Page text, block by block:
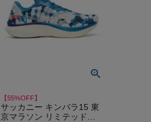
【55%OFF】
サッカニー キンバラ15 東
京マラソン リミテッドエ